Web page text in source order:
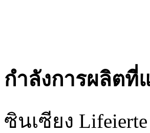
กำลังการผลิตที่
ซินเซียง